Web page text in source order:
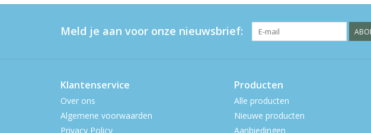
Meld je aan voor onze nieuwsbrief:
Klantenservice
Over ons
Algemene voorwaarden
Privacy Policy
Producten
Alle producten
Nieuwe producten
Aanbiedingen